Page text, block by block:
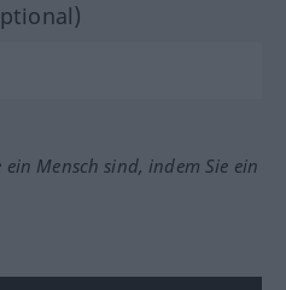
Mensch sind, indem Sie ein